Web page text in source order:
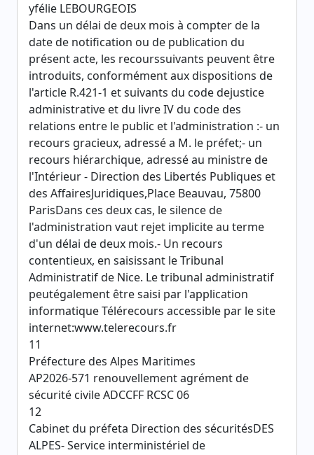
yfélie LEBOURGEOIS
Dans un délai de deux mois à compter de la
date de notification ou de publication du
présent acte, les recourssuivants peuvent être
introduits, conformément aux dispositions de
l'article R.421-1 et suivants du code dejustice
administrative et du livre IV du code des
relations entre le public et l'administration :- un
recours gracieux, adressé a M. le préfet;- un
recours hiérarchique, adressé au ministre de
l'Intérieur - Direction des Libertés Publiques et
des AffairesJuridiques,Place Beauvau, 75800
ParisDans ces deux cas, le silence de
l'administration vaut rejet implicite au terme
d'un délai de deux mois.- Un recours
contentieux, en saisissant le Tribunal
Administratif de Nice. Le tribunal administratif
peutégalement être saisi par l'application
informatique Télérecours accessible par le site
internet:www.telerecours.fr
11
Préfecture des Alpes Maritimes
AP2026-571 renouvellement agrément de
sécurité civile ADCCFF RCSC 06
12
Cabinet du préfeta Direction des sécuritésDES
ALPES- Service interministériel de